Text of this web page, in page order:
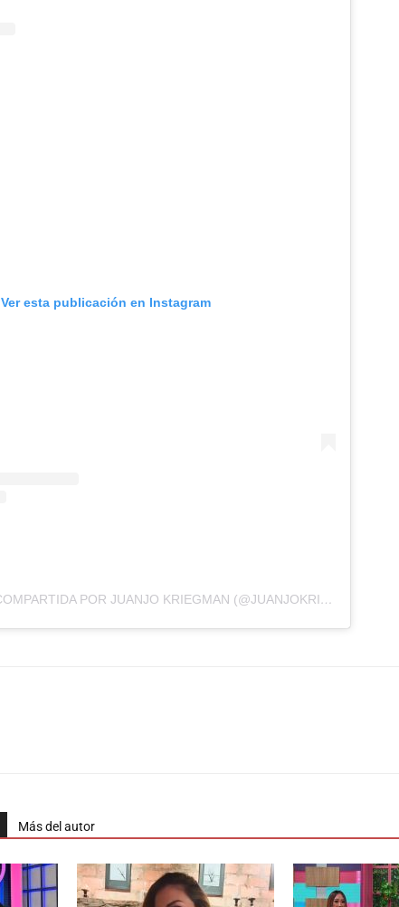
Ver esta publicación en Instagram
UNA PUBLICACIÓN COMPARTIDA POR JUANJO KRIEGMAN (@JUANJOKRIEGMAN)
Más del autor